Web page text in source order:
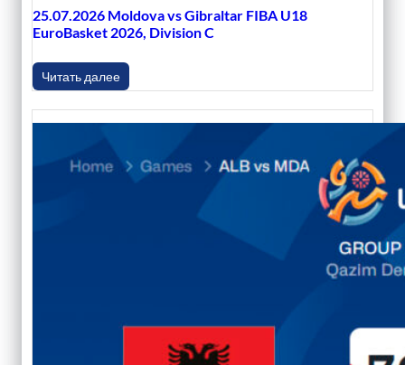
25.07.2026 Moldova vs Gibraltar FIBA U18
EuroBasket 2026, Division C
Читать далее